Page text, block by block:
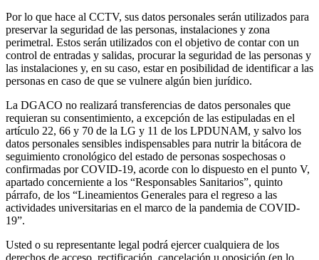
Por lo que hace al CCTV, sus datos personales serán utilizados para
preservar la seguridad de las personas, instalaciones y zona
perimetral. Estos serán utilizados con el objetivo de contar con un
control de entradas y salidas, procurar la seguridad de las personas y
las instalaciones y, en su caso, estar en posibilidad de identificar a las
personas en caso de que se vulnere algún bien jurídico.
La DGACO no realizará transferencias de datos personales que
requieran su consentimiento, a excepción de las estipuladas en el
artículo 22, 66 y 70 de la LG y 11 de los LPDUNAM, y salvo los
datos personales sensibles indispensables para nutrir la bitácora de
seguimiento cronológico del estado de personas sospechosas o
confirmadas por COVID-19, acorde con lo dispuesto en el punto V,
apartado concerniente a los “Responsables Sanitarios”, quinto
párrafo, de los “Lineamientos Generales para el regreso a las
actividades universitarias en el marco de la pandemia de COVID-
19”.
Usted o su representante legal podrá ejercer cualquiera de los